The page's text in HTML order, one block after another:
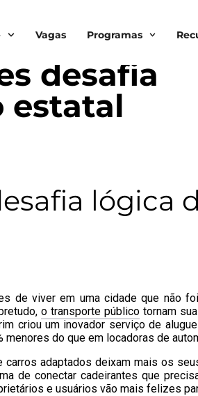
Vagas Programas
desafia
estatal
lógica
de viver em uma cidade que não
o transporte público tornam
criou um inovador serviço de
menores do que em locadoras de
adaptados deixam mais os
de conectar cadeirantes que
e usuários vão mais felizes